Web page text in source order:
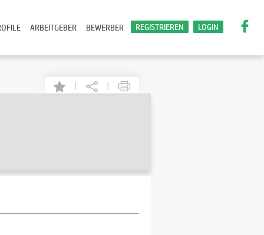
LOGIN
REGISTRIEREN
BEWERBER
ARBEITGEBER
| |